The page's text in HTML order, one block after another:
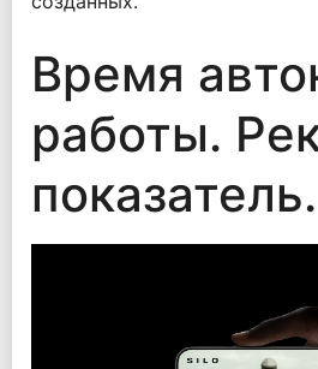
Время
работы.
показатель.